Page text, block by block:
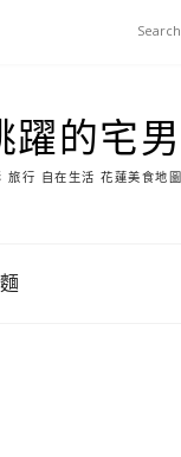
躍的宅男
旅行 自在生活 花蓮美食地圖